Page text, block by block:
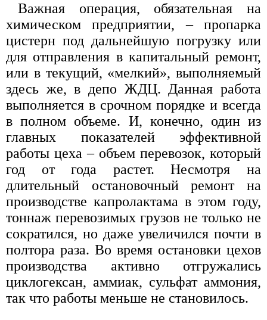
Важная операция, обязательная на
химическом предприятии, – пропарка
цистерн под дальнейшую погрузку или
для отправления в капитальный ремонт,
или в текущий, «мелкий», выполняемый
здесь же, в депо ЖДЦ. Данная работа
выполняется в срочном порядке и всегда
в полном объеме. И, конечно, один из
главных показателей эффективной
работы цеха – объем перевозок, который
год от года растет. Несмотря на
длительный остановочный ремонт на
производстве капролактама в этом году,
тоннаж перевозимых грузов не только не
сократился, но даже увеличился почти в
полтора раза. Во время остановки цехов
производства активно отгружались
циклогексан, аммиак, сульфат аммония,
так что работы меньше не становилось.